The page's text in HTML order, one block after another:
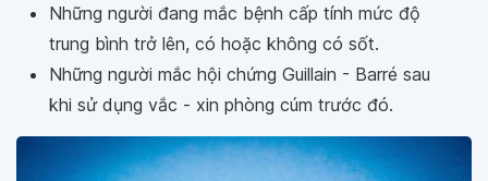
Những người đang mắc bệnh cấp tính mức độ
trung bình trở lên, có hoặc không có sốt.
Những người mắc hội chứng Guillain - Barré sau
khi sử dụng vắc - xin phòng cúm trước đó.